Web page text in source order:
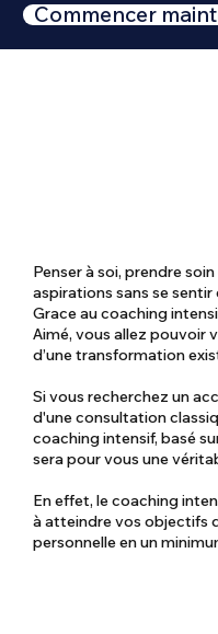
Commencer
Penser à soi, prendre
aspirations sans se sentir
Grace au coaching
Aimé, vous allez pouvoir
d’une transformation
Si vous recherchez un
d'une consultation
coaching intensif, basé
sera pour vous une
En effet, le coaching
à atteindre vos objectifs
personnelle en un